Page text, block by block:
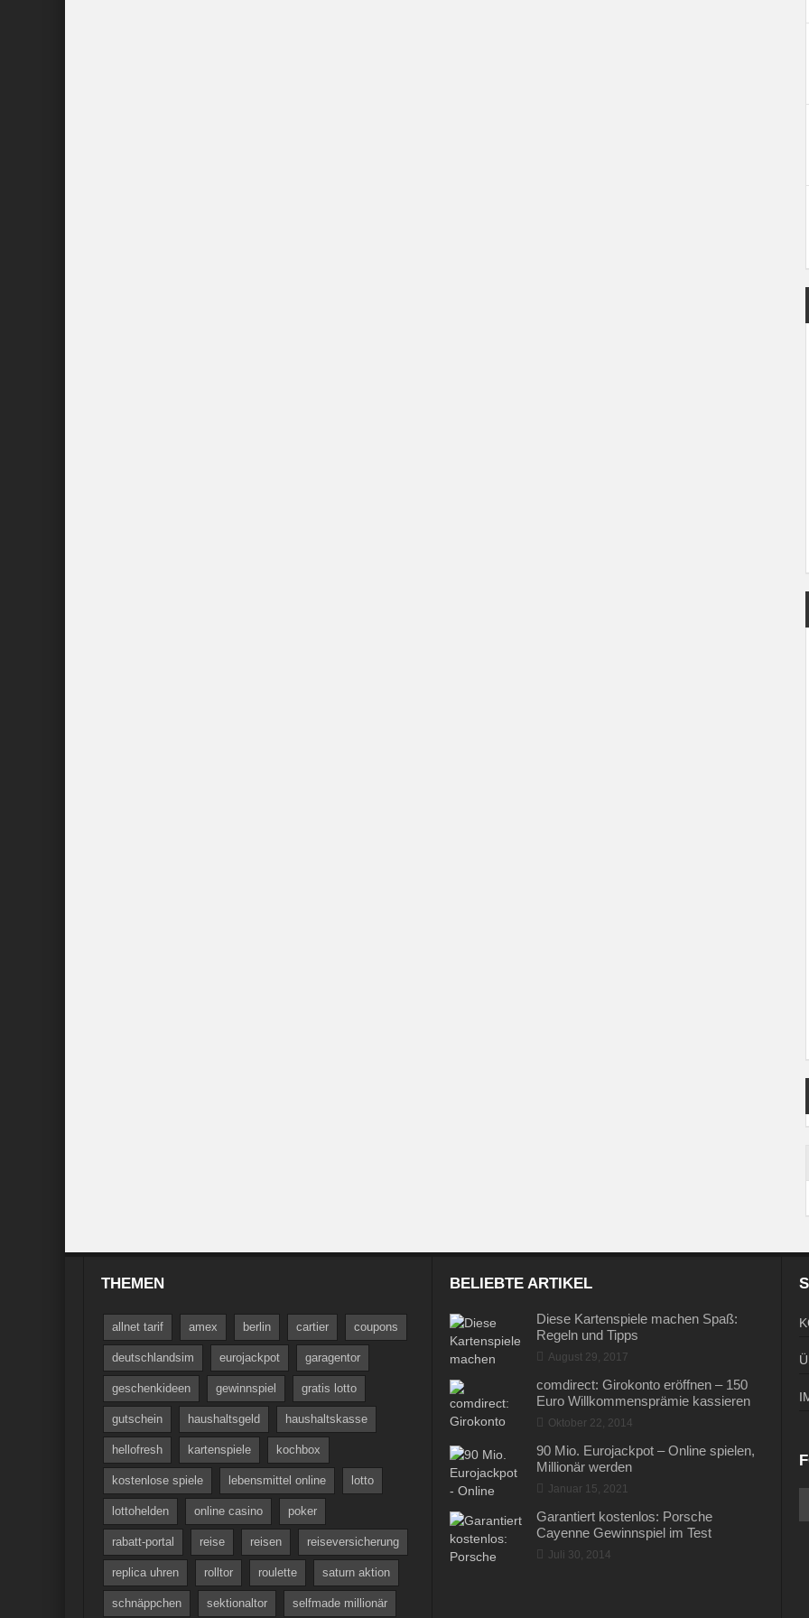
THEMEN
allnet tarif amex berlin cartier coupons
deutschlandsim eurojackpot garagentor
geschenkideen gewinnspiel gratis lotto
gutschein haushaltsgeld haushaltskasse
hellofresh kartenspiele kochbox
kostenlose spiele lebensmittel online lotto
lottohelden online casino poker
rabatt-portal reise reisen reiseversicherung
replica uhren rolltor roulette saturn aktion
schnäppchen sektionaltor selfmade millionär
BELIEBTE ARTIKEL
Diese Kartenspiele machen Spaß:
Regeln und Tipps
August 29, 2017
comdirect: Girokonto eröffnen – 150
Euro Willkommensprämie kassieren
Oktober 22, 2014
90 Mio. Eurojackpot – Online spielen,
Millionär werden
Januar 15, 2021
Garantiert kostenlos: Porsche
Cayenne Gewinnspiel im Test
Juli 30, 2014